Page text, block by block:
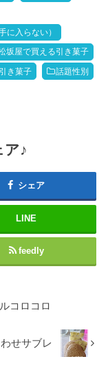
に入らない）
坂屋で買える引き菓子
き菓子 話題性別
♪
シェア
LINE
feedly
コロコロ
せサブレ